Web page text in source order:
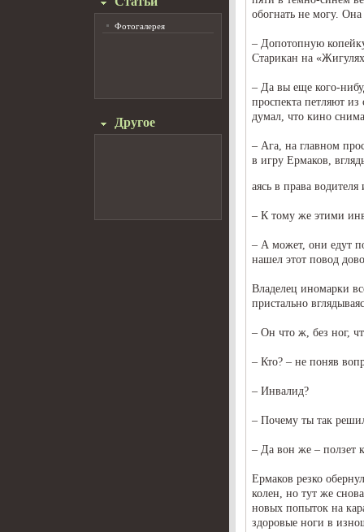
Фотогалерея
Другое
обогнать не могу.
– Допотопную
Старикан на
– Да вы еще кого-
проспекта петляют
думал, что кино
– Ага, на главном
в игру Ермаков,
аясь в права
– К тому же этими
– А может, они едут
нашел этот повод
Владелец иномарки
пристально
– Он что ж, без ног,
– Кто? – не поняв
– Инвалид?
– Почему ты так
– Да вон же – ползет
Ермаков резко
колен, но тут же
новых попыток на
здоровые ноги в